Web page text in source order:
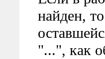
найден,
"...", как